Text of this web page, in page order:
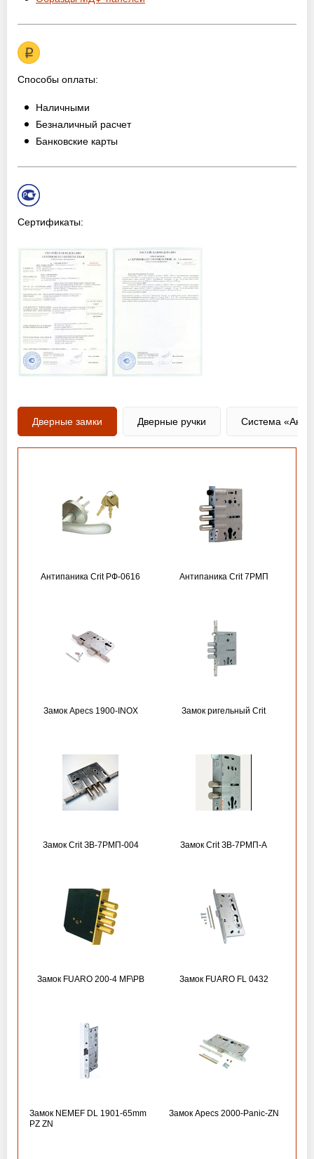
Способы оплаты:
Наличными
Безналичный расчет
Банковские карты
Сертификаты:
Дверные замки Дверные ручки Система
Антипаника Crit РФ-0616 Антипаника Crit 7РМП
Замок Apecs 1900-INOX Замок ригельный Crit
Замок Crit ЗВ-7РМП-004 Замок Crit ЗВ-7РМП-А
Замок FUARO 200-4 MF\РВ Замок FUARO FL 0432
Замок NEMEF DL 1901-65mm
PZ ZN
Замок Apecs 2000-Panic-ZN